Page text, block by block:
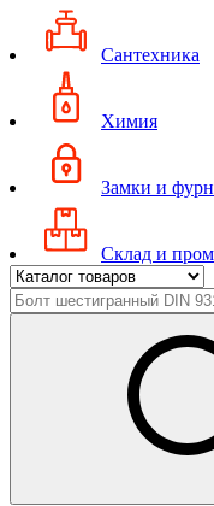
Сантехника
Химия
Замки и
Склад и